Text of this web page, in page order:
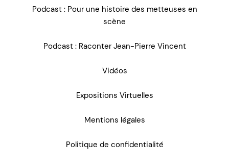
Podcast : Pour une histoire des metteuses en
scène
Podcast : Raconter Jean-Pierre Vincent
Vidéos
Expositions Virtuelles
Mentions légales
Politique de confidentialité